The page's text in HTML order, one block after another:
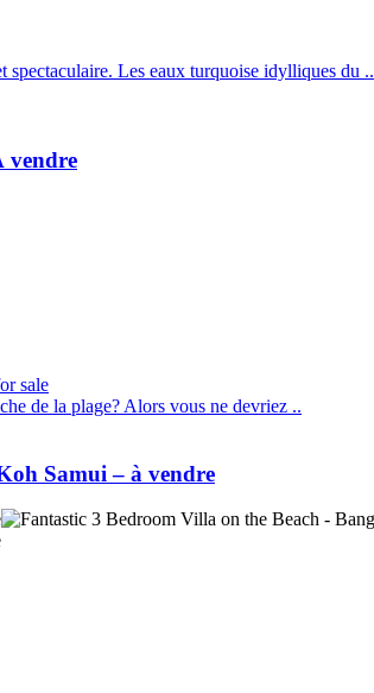
Les eaux turquoise idylliques du ..
vendre
de la plage? Alors vous ne devriez ..
Samui – à vendre